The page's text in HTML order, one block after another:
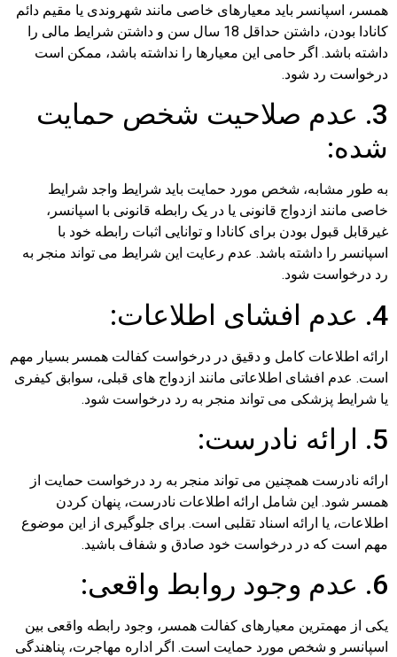
همسر، اسپانسر باید معیارهای خاصی مانند شهروندی یا مقیم دائم
کانادا بودن، داشتن حداقل 18 سال سن و داشتن شرایط مالی را
داشته باشد. اگر حامی این معیارها را نداشته باشد، ممکن است
درخواست رد شود.
3. عدم صلاحیت شخص حمایت
شده:
به طور مشابه، شخص مورد حمایت باید شرایط واجد شرایط
خاصی مانند ازدواج قانونی یا در یک رابطه قانونی با اسپانسر،
غیرقابل قبول بودن برای کانادا و توانایی اثبات رابطه خود با
اسپانسر را داشته باشد. عدم رعایت این شرایط می تواند منجر به
رد درخواست شود.
4. عدم افشای اطلاعات:
ارائه اطلاعات کامل و دقیق در درخواست کفالت همسر بسیار مهم
است. عدم افشای اطلاعاتی مانند ازدواج های قبلی، سوابق کیفری
یا شرایط پزشکی می تواند منجر به رد درخواست شود.
5. ارائه نادرست:
ارائه نادرست همچنین می تواند منجر به رد درخواست حمایت از
همسر شود. این شامل ارائه اطلاعات نادرست، پنهان کردن
اطلاعات، یا ارائه اسناد تقلبی است. برای جلوگیری از این موضوع
مهم است که در درخواست خود صادق و شفاف باشید.
6. عدم وجود روابط واقعی:
یکی از مهمترین معیارهای کفالت همسر، وجود رابطه واقعی بین
اسپانسر و شخص مورد حمایت است. اگر اداره مهاجرت، پناهندگی